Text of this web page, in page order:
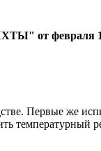
от февраля
Первые же